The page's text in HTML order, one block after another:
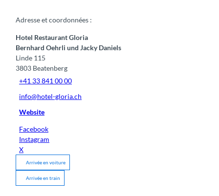
Adresse et coordonnées :
Hotel Restaurant Gloria
Bernhard Oehrli und Jacky Daniels
Linde 115
3803 Beatenberg
+41 33 841 00 00
info@hotel-gloria.ch
Website
Facebook
Instagram
X
Arrivée en voiture
Arrivée en train